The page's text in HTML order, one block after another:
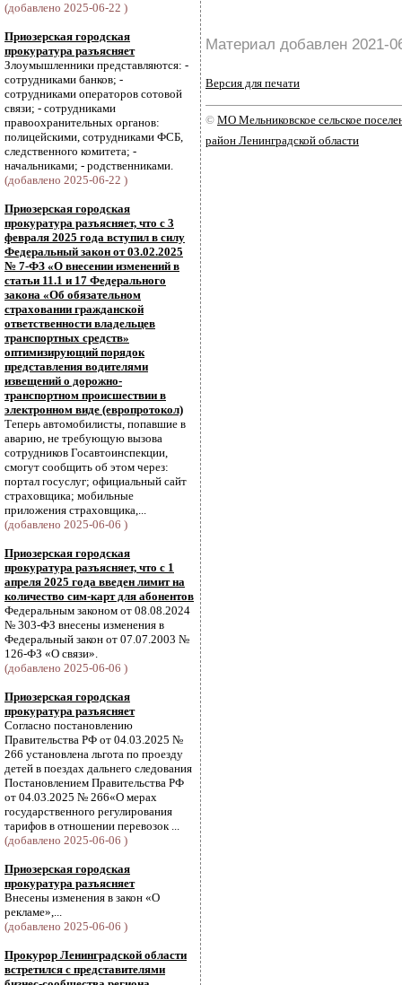
(добавлено 2025-06-22 )
Приозерская городская
прокуратура разъясняет
Злоумышленники представляются: -
сотрудниками банков; -
сотрудниками операторов сотовой
связи; - сотрудниками
правоохранительных органов:
полицейскими, сотрудниками ФСБ,
следственного комитета; -
начальниками; - родственниками.
(добавлено 2025-06-22 )
Приозерская городская
прокуратура разъясняет, что с 3
февраля 2025 года вступил в силу
Федеральный закон от 03.02.2025
№ 7-ФЗ «О внесении изменений в
статьи 11.1 и 17 Федерального
закона «Об обязательном
страховании гражданской
ответственности владельцев
транспортных средств»
оптимизирующий порядок
представления водителями
извещений о дорожно-
транспортном происшествии в
электронном виде (европротокол)
Теперь автомобилисты, попавшие в
аварию, не требующую вызова
сотрудников Госавтоинспекции,
смогут сообщить об этом через:
портал госуслуг; официальный сайт
страховщика; мобильные
приложения страховщика,...
(добавлено 2025-06-06 )
Приозерская городская
прокуратура разъясняет, что с 1
апреля 2025 года введен лимит на
количество сим-карт для абонентов
Федеральным законом от 08.08.2024
№ 303-ФЗ внесены изменения в
Федеральный закон от 07.07.2003 №
126-ФЗ «О связи».
(добавлено 2025-06-06 )
Приозерская городская
прокуратура разъясняет
Согласно постановлению
Правительства РФ от 04.03.2025 №
266 установлена льгота по проезду
детей в поездах дальнего следования
Постановлением Правительства РФ
от 04.03.2025 № 266«О мерах
государственного регулирования
тарифов в отношении перевозок ...
(добавлено 2025-06-06 )
Приозерская городская
прокуратура разъясняет
Внесены изменения в закон «О
рекламе»,...
(добавлено 2025-06-06 )
Прокурор Ленинградской области
встретился с представителями
Материал добавлен 2021-
Версия для печати
© МО Мельниковское сельское
район Ленинградской области